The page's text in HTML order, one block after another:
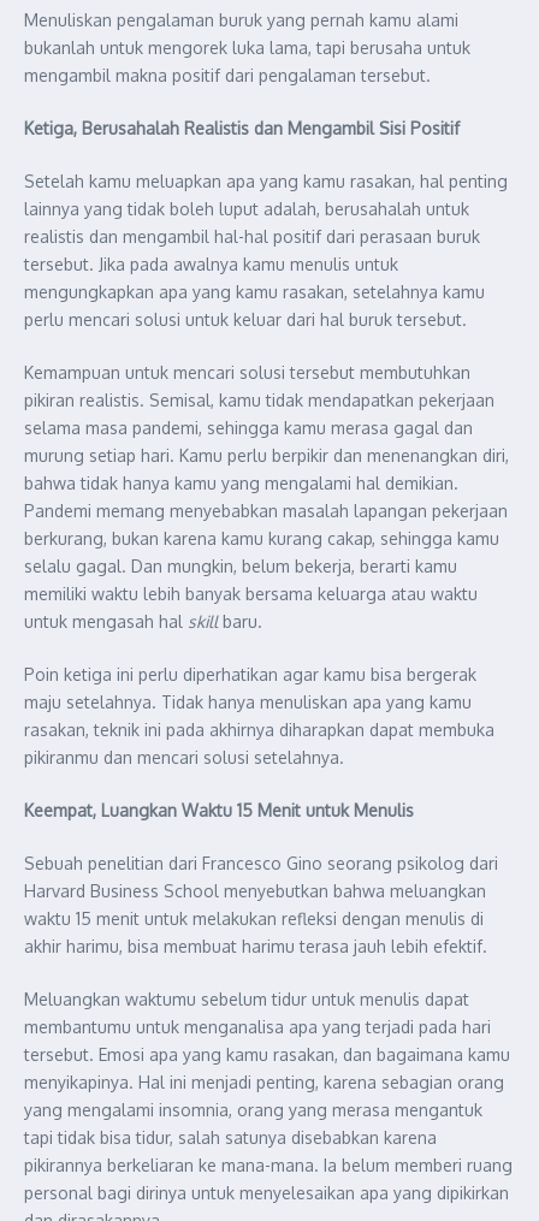
Menuliskan pengalaman buruk yang pernah kamu alami
bukanlah untuk mengorek luka lama, tapi berusaha untuk
mengambil makna positif dari pengalaman tersebut.
Ketiga, Berusahalah Realistis dan Mengambil Sisi Positif
Setelah kamu meluapkan apa yang kamu rasakan, hal penting
lainnya yang tidak boleh luput adalah, berusahalah untuk
realistis dan mengambil hal-hal positif dari perasaan buruk
tersebut. Jika pada awalnya kamu menulis untuk
mengungkapkan apa yang kamu rasakan, setelahnya kamu
perlu mencari solusi untuk keluar dari hal buruk tersebut.
Kemampuan untuk mencari solusi tersebut membutuhkan
pikiran realistis. Semisal, kamu tidak mendapatkan pekerjaan
selama masa pandemi, sehingga kamu merasa gagal dan
murung setiap hari. Kamu perlu berpikir dan menenangkan diri,
bahwa tidak hanya kamu yang mengalami hal demikian.
Pandemi memang menyebabkan masalah lapangan pekerjaan
berkurang, bukan karena kamu kurang cakap, sehingga kamu
selalu gagal. Dan mungkin, belum bekerja, berarti kamu
memiliki waktu lebih banyak bersama keluarga atau waktu
untuk mengasah hal skillbaru.
Poin ketiga ini perlu diperhatikan agar kamu bisa bergerak
maju setelahnya. Tidak hanya menuliskan apa yang kamu
rasakan, teknik ini pada akhirnya diharapkan dapat membuka
pikiranmu dan mencari solusi setelahnya.
Keempat, Luangkan Waktu 15 Menit untuk Menulis
Sebuah penelitian dari Francesco Gino seorang psikolog dari
Harvard Business School menyebutkan bahwa meluangkan
waktu 15 menit untuk melakukan refleksi dengan menulis di
akhir harimu, bisa membuat harimu terasa jauh lebih efektif.
Meluangkan waktumu sebelum tidur untuk menulis dapat
membantumu untuk menganalisa apa yang terjadi pada hari
tersebut. Emosi apa yang kamu rasakan, dan bagaimana kamu
menyikapinya. Hal ini menjadi penting, karena sebagian orang
yang mengalami insomnia, orang yang merasa mengantuk
tapi tidak bisa tidur, salah satunya disebabkan karena
pikirannya berkeliaran ke mana-mana. Ia belum memberi ruang
personal bagi dirinya untuk menyelesaikan apa yang dipikirkan